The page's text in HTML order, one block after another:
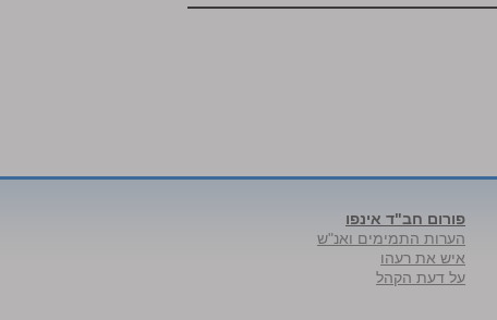
פורום חב"ד אינפו
הערות התמימים ואנ"ש
איש את רעהו
על דעת הקהל